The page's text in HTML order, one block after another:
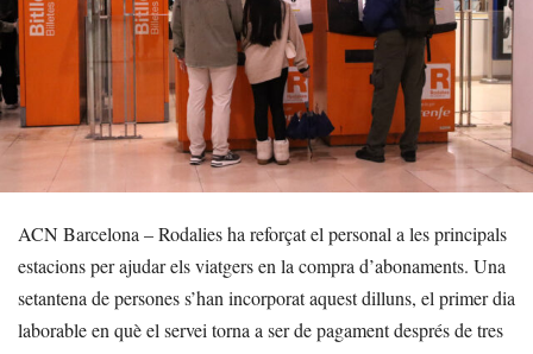
ACN Barcelona – Rodalies ha reforçat el personal a les principals
estacions per ajudar els viatgers en la compra d’abonaments. Una
setantena de persones s’han incorporat aquest dilluns, el primer dia
laborable en què el servei torna a ser de pagament després de tres